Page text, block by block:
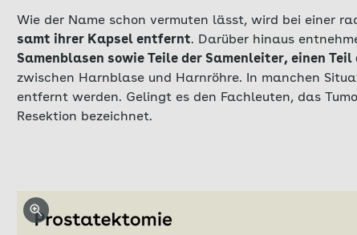
Wie der Name schon vermuten lässt, wird bei einer
samt ihrer Kapsel entfernt. Darüber hinaus
Samenblasen sowie Teile der Samenleiter, einen
zwischen Harnblase und Harnröhre. In manchen
entfernt werden. Gelingt es den Fachleuten, das
Resektion bezeichnet.